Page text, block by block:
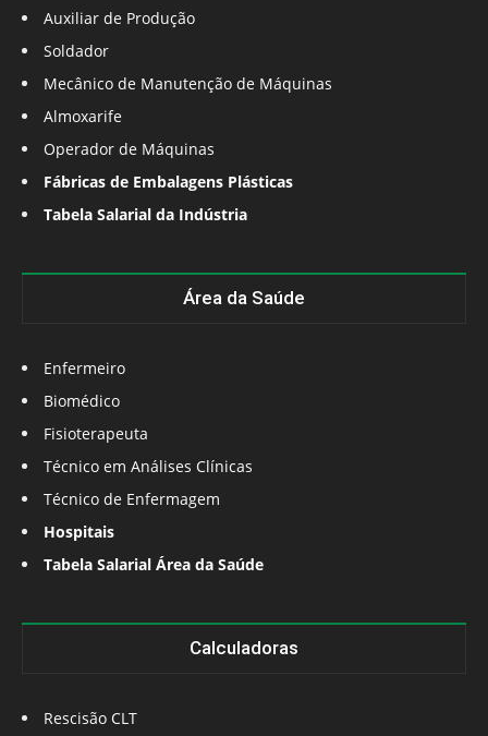
Auxiliar de Produção
Soldador
Mecânico de Manutenção de Máquinas
Almoxarife
Operador de Máquinas
Fábricas de Embalagens Plásticas
Tabela Salarial da Indústria
Área da Saúde
Enfermeiro
Biomédico
Fisioterapeuta
Técnico em Análises Clínicas
Técnico de Enfermagem
Hospitais
Tabela Salarial Área da Saúde
Calculadoras
Rescisão CLT